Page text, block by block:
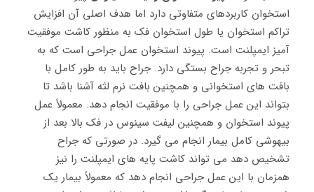
استخوان کاربردهای متفاوتی دارد اما هدف اصلی آن افزایش
تراکم استخوان یا طول استخوان فک به منظور کاشت موفقیت
آمیز ایمپلنت است. پیوند استخوان عمل جراحی است که به
تبحر و تجربه جراح بستگی دارد. جراح باید به طور کامل با
بافت های استخوانی و همچنین بافت نرم لثه آشنا باشد تا
بتواند این عمل جراحی را با موفقیت انجام دهد. معمولاً عمل
پیوند استخوان و همچنین لیفت سینوس در فک بالا بعد از
بیهوشی کامل بیمار انجام می گیرد. در صورتی که جراح
تشخیص دهد می ‌تواند کاشت پایه های ایمپلنت را نیز
همزمان با این عمل جراحی انجام دهد که معمولاً بیمار یک